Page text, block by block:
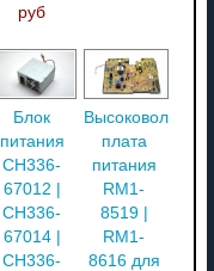
руб
Блок
питания
CH336-
67012 |
CH336-
67014 |
CH336-
Высоковольтная
плата
питания
RM1-
8519 |
RM1-
8616 для